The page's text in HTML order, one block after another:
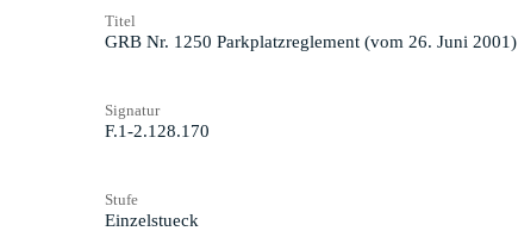
Titel
GRB Nr. 1250 Parkplatzreglement (vom 26. Juni 2001)
Signatur
F.1-2.128.170
Stufe
Einzelstueck